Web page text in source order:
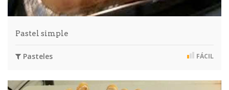
Pastel simple
Pasteles FÁCIL